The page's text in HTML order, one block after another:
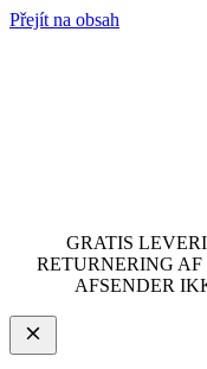
Přejít na obsah
GRATIS
RETURNERING
AFSENDER